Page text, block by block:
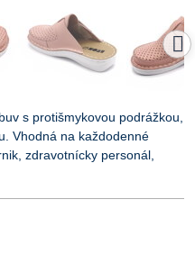
s protišmykovou podrážkou,
Vhodná na každodenné
zdravotnícky personál,